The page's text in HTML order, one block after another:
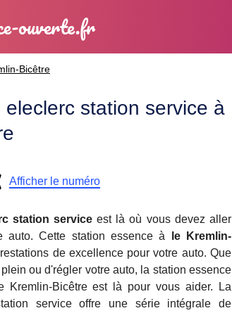
ouverte.fr
Bicêtre
station service à
Afficher le numéro
station serviceest là où vous devez aller
Cette station essence à
le Kremlin-
de excellence pour votre auto. Que
ou d'régler votre auto, la station essence
Kremlin-Bicêtre est là pour vous aider. La
service offre une série intégrale de